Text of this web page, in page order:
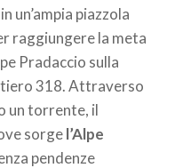
un’ampia piazzola
raggiungere la meta
Pradaccio sulla
318. Attraverso
un torrente, il
sorgel’Alpe
pendenze